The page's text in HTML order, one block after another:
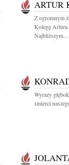
ARTUR
Z ogromnym
Kolegę Artura
Najbliższym...
Wyrazy
śmierci